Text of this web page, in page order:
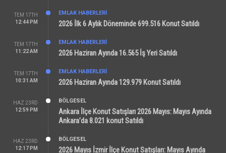
TEM 17TH
12:44 PM
EMLAK HABERLERI
2026 İlk 6 Aylık Döneminde 699.516 Konut Satıldı
TEM 17TH
11:22 AM
EMLAK HABERLERI
2026 Haziran Ayında 16.565 İş Yeri Satıldı
TEM 17TH
10:31 AM
EMLAK HABERLERI
2026 Haziran Ayında 129.979 Konut Satıldı
HAZ 23RD
12:59 PM
BÖLGESEL
Ankara İlçe Konut Satışları 2026 Mayıs: Mayıs Ayında
Ankara’da 8.021 konut Satıldı
HAZ 23RD
12:17 PM
BÖLGESEL
2026 Mayıs İzmir İlçe Konut Satışları: Mayıs Ayında